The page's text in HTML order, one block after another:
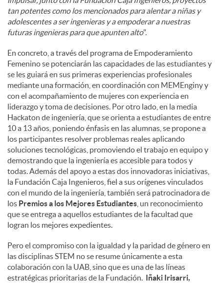
tan potentes como los mencionados para alentar a niñas y
adolescentes a ser ingenieras y a empoderar a nuestras
futuras ingenieras para que apunten alto".
En concreto, a través del programa de Empoderamiento
Femenino se potenciarán las capacidades de las estudiantes y
se les guiará en sus primeras experiencias profesionales
mediante una formación, en coordinación con MEMEnginy y
con el acompañamiento de mujeres con experiencia en
liderazgo y toma de decisiones. Por otro lado, en la media
Hackaton de ingeniería, que se orienta a estudiantes de entre
10 a 13 años, poniendo énfasis en las alumnas, se propone a
los participantes resolver problemas reales aplicando
soluciones tecnológicas, promoviendo el trabajo en equipo y
demostrando que la ingeniería es accesible para todos y
todas. Además del apoyo a estas dos innovadoras iniciativas,
la Fundación Caja Ingenieros, fiel a sus orígenes vinculados
con el mundo de la ingeniería, también será patrocinadora de
los Premios a los Mejores Estudiantes , un reconocimiento
que se entrega a aquellos estudiantes de la facultad que
logran los mejores expedientes.
Pero el compromiso con la igualdad y la paridad de género en
las disciplinas STEM no se resume únicamente a esta
colaboración con la UAB, sino que es una de las líneas
estratégicas prioritarias de la Fundación. Iñaki Irisarri,